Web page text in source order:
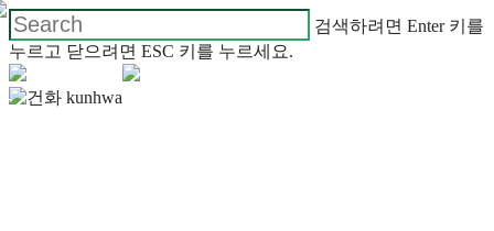
검색하려면 Enter 키를
누르고 닫으려면 ESC 키를 누르세요.